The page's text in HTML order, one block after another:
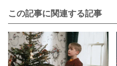
この記事に関連する記事